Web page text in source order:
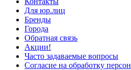
Для юр.лиц
Бренды
Города
Обратная связь
Акции!
Часто задаваемые вопросы
Согласие на обработку